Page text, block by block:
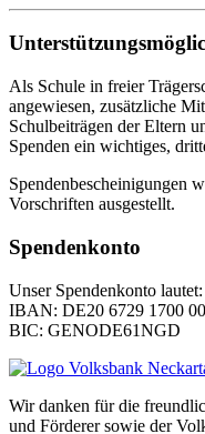
Als Schule in freier
angewiesen, zusätzliche
Schulbeiträgen der Eltern
Spenden ein wichtiges,
Spendenbescheinigungen
Vorschriften ausgestellt.
Spendenkonto
Unser Spendenkonto lautet:
IBAN: DE20 6729 1700
BIC: GENODE61NGD
Wir danken für die
und Förderer sowie der